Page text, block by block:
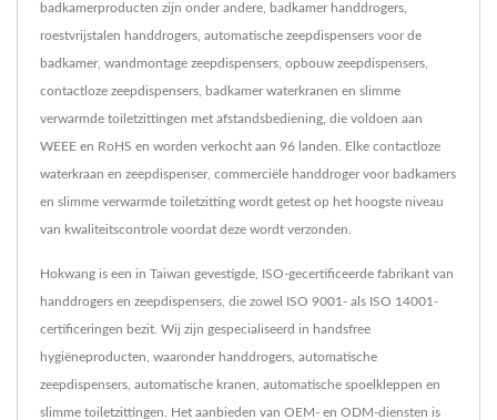
badkamerproducten zijn onder andere, badkamer handdrogers,
roestvrijstalen handdrogers, automatische zeepdispensers voor de
badkamer, wandmontage zeepdispensers, opbouw zeepdispensers,
contactloze zeepdispensers, badkamer waterkranen en slimme
verwarmde toiletzittingen met afstandsbediening, die voldoen aan
WEEE en RoHS en worden verkocht aan 96 landen. Elke contactloze
waterkraan en zeepdispenser, commerciële handdroger voor badkamers
en slimme verwarmde toiletzitting wordt getest op het hoogste niveau
van kwaliteitscontrole voordat deze wordt verzonden.
Hokwang is een in Taiwan gevestigde, ISO-gecertificeerde fabrikant van
handdrogers en zeepdispensers, die zowel ISO 9001- als ISO 14001-
certificeringen bezit. Wij zijn gespecialiseerd in handsfree
hygiëneproducten, waaronder handdrogers, automatische
zeepdispensers, automatische kranen, automatische spoelkleppen en
slimme toiletzittingen. Het aanbieden van OEM- en ODM-diensten is